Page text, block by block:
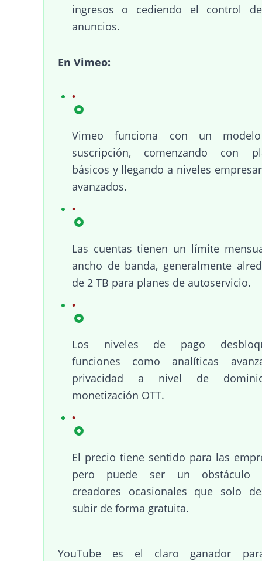
ingresos o cediendo el control
anuncios.
En Vimeo:
Vimeo funciona con un
suscripción, comenzando con
básicos y llegando a niveles
avanzados.
Las cuentas tienen un límite
ancho de banda, generalmente
de 2 TB para planes de autoservicio.
Los niveles de pago
funciones como analíticas
privacidad a nivel de
monetización OTT.
El precio tiene sentido para las
pero puede ser un obstáculo
creadores ocasionales que solo
subir de forma gratuita.
YouTube es el claro ganador